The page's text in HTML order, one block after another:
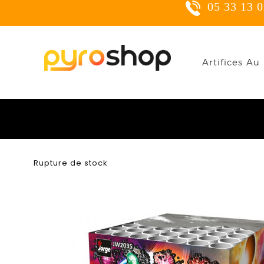
05 33 13
Artifices Au
Rupture de stock